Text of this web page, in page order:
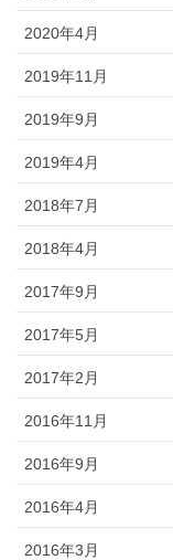
2020年4月
2019年11月
2019年9月
2019年4月
2018年7月
2018年4月
2017年9月
2017年5月
2017年2月
2016年11月
2016年9月
2016年4月
2016年3月